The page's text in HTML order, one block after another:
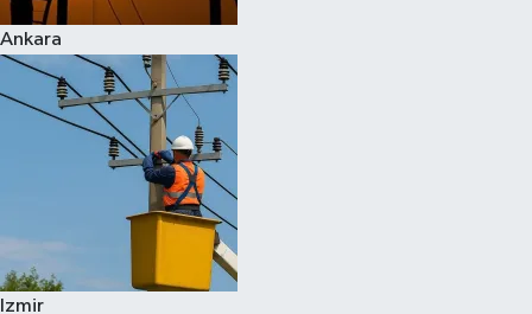
Ankara
Izmir